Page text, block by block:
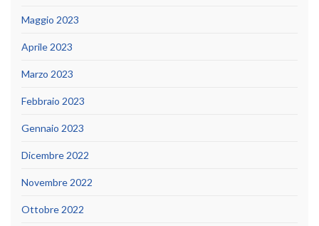
Maggio 2023
Aprile 2023
Marzo 2023
Febbraio 2023
Gennaio 2023
Dicembre 2022
Novembre 2022
Ottobre 2022